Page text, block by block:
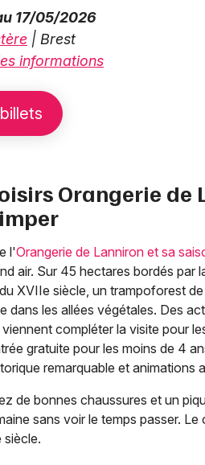
17/05/2026
| Brest
informations
Orangerie de
l'Orangerie de Lanniron et sa
air. Sur 45 hectares bordés par
XVIIe siècle, un trampoforest
dans les allées végétales. Des
compléter la visite pour
gratuite pour les moins de 4
remarquable et animations
de bonnes chaussures et un
sans voir le temps passer.
siècle.